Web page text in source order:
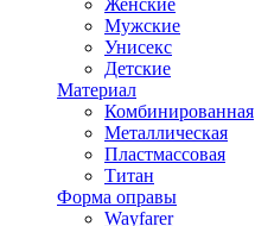
Мужские
Унисекс
Детские
Материал
Комбинированная
Металлическая
Пластмассовая
Титан
Форма оправы
Wayfarer